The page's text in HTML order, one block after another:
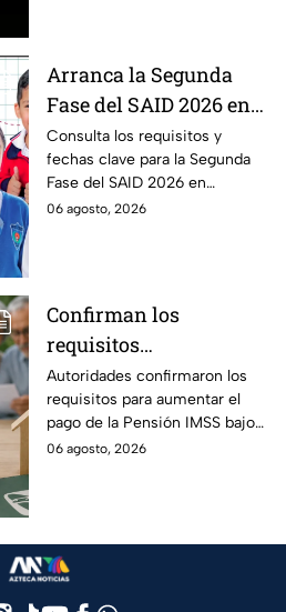
Arranca la Segunda
Fase del SAID 2026 en
Edomex para grados
intermedios: Fechas
clave y requisitos para
cambios de escuela
Consulta los requisitos y
fechas clave para la Segunda
Fase del SAID 2026 en
Edomex y asegura el traslado
06 agosto, 2026
Confirman los
requisitos
indispensables para
incrementar el pago de
la Pensión IMSS bajo el
régimen de la Ley 73
Autoridades confirmaron los
requisitos para aumentar el
pago de la Pensión IMSS bajo
la Ley 73, ¿cuáles son?
06 agosto, 2026